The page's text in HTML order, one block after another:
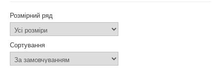
Розмірний ряд
Сортування